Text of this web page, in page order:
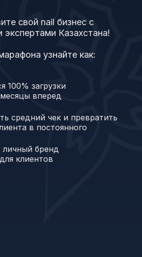
личный бренд
клиентов
средний чек и превратить
в постоянного
100% загрузки
вперед
свой nail бизнес с
Казахстана!
узнайте как: